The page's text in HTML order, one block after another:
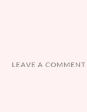
LEAVE A COMMENT